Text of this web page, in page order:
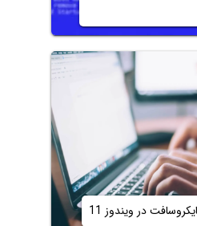
در ویندوز 11